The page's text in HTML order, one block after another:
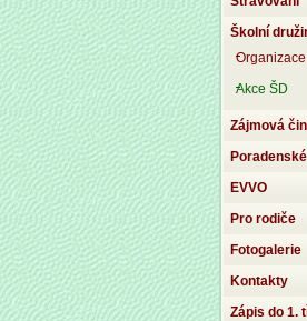
Školní
Akce ŠD
Zájmová
EVVO
Pro rodiče
Fotogalerie
Kontakty
Zápis do 1.